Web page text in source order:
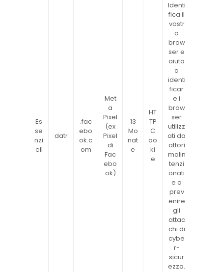
Es
se
nzi
ell
datr
.fac
ebo
ok.c
om
Met
a
Pixel
(ex
Pixel
di
Fac
ebo
ok)
13
Mo
nat
e
HT
TP
C
oo
ki
e
Identi
fica il
vostr
o
brow
ser e
aiuta
a
identi
ficar
e i
brow
ser
utilizz
ati da
attori
malin
tenzi
onati
e a
prev
enire
gli
attac
chi di
cybe
r-
sicur
ezza.